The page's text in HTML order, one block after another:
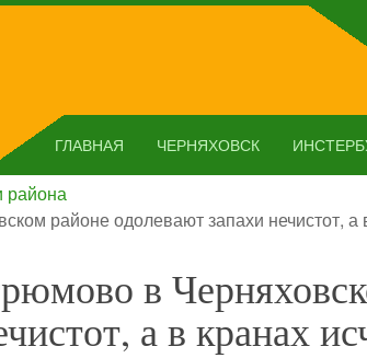
ГЛАВНАЯ ЧЕРНЯХОВСК
района
районе одолевают запахи нечистот, а
в
а в кранах